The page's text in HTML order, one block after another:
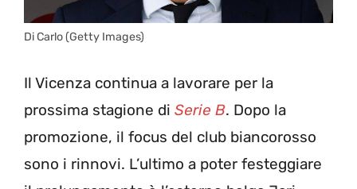
Di Carlo (Getty Images)
Il Vicenza continua a lavorare per la
prossima stagione di Serie B. Dopo la
promozione, il focus del club biancorosso
sono i rinnovi. L’ultimo a poter festeggiare